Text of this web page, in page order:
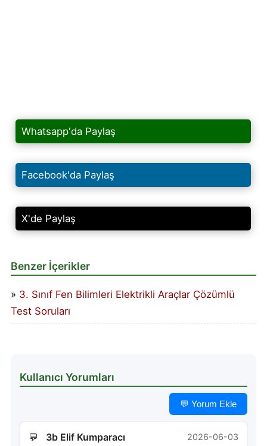
Whatsapp'da Paylaş
Facebook'da Paylaş
X'de Paylaş
Benzer İçerikler
3. Sınıf Fen Bilimleri Elektrikli Araçlar Çözümlü
Test Soruları
Kullanıcı Yorumları
💬 Yorum Ekle
3b Elif Kumparacı 2026-06-03